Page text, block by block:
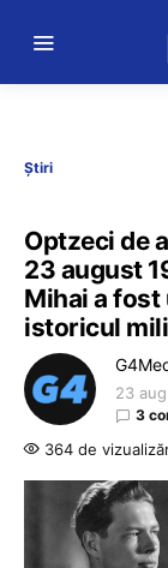
Știri
Optzeci de
23 august
Mihai a fost
istoricul
23
3
364 de